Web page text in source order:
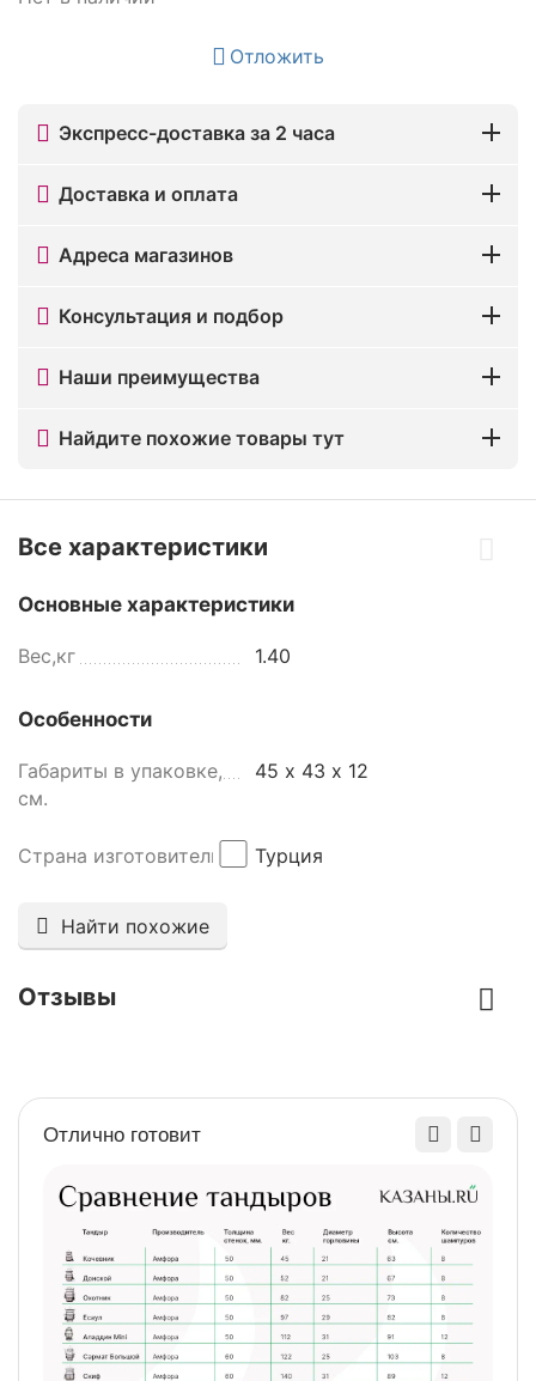
Отложить
Экспресс-доставка за 2 часа
Доставка и оплата
Адреса магазинов
Консультация и подбор
Наши преимущества
Найдите похожие товары тут
Все характеристики
Основные характеристики
Вес,кг 1.40
Особенности
Габариты в упаковке,
см.
45 х 43 х 12
Страна изготовитель Турция
Найти похожие
Отзывы
Отлично готовит